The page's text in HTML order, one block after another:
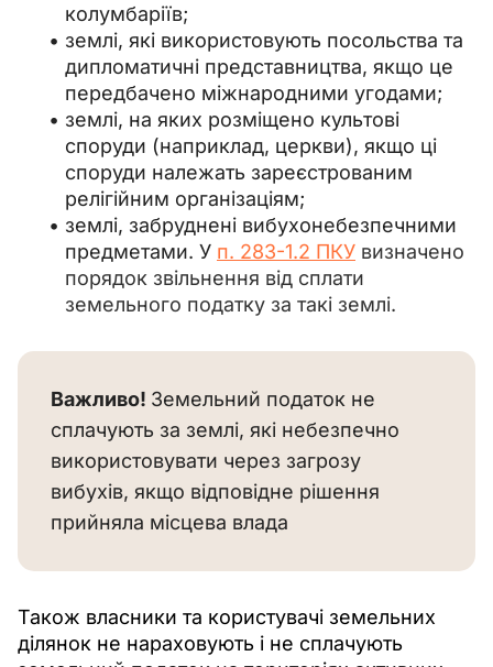
колумбаріїв;
землі, які використовують посольства та
дипломатичні представництва, якщо це
передбачено міжнародними угодами;
землі, на яких розміщено культові
споруди (наприклад, церкви), якщо ці
споруди належать зареєстрованим
релігійним організаціям;
землі, забруднені вибухонебезпечними
предметами. У п. 283-1.2 ПКУ визначено
порядок звільнення від сплати
земельного податку за такі землі.
Важливо! Земельний податок не
сплачують за землі, які небезпечно
використовувати через загрозу
вибухів, якщо відповідне рішення
прийняла місцева влада
Також власники та користувачі земельних
ділянок не нараховують і не сплачують